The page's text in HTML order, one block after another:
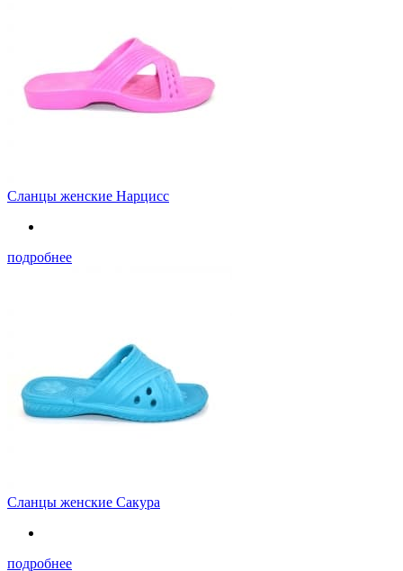
Сланцы женские Нарцисс
подробнее
Сланцы женские Сакура
подробнее